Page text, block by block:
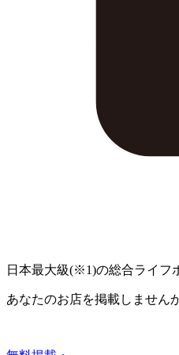
日本最大級(※1)の総合ライフ
あなたのお店を掲載しません